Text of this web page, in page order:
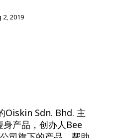
2, 2019
Oiskin Sdn. Bhd. 主
产品，创办人Bee